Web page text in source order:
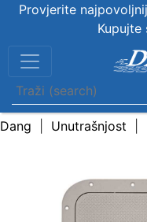
Provjerite
Kupujte
Dang Unutrašnjost